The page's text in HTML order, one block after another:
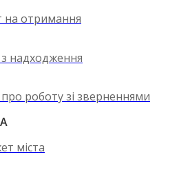
на отримання
з надходження
про роботу зі зверненнями
міста